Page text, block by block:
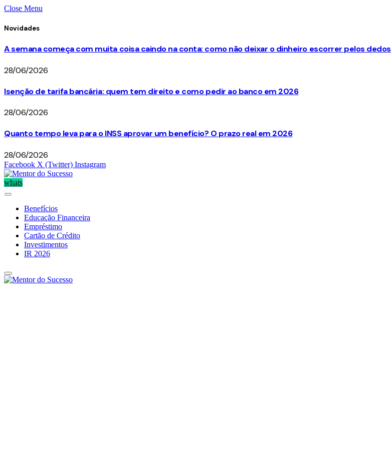
Close Menu
Novidades
A semana começa com muita coisa caindo na conta: como não deixar o dinheiro escorrer pelos dedos
28/06/2026
Isenção de tarifa bancária: quem tem direito e como pedir ao banco em 2026
28/06/2026
Quanto tempo leva para o INSS aprovar um benefício? O prazo real em 2026
28/06/2026
Facebook X (Twitter) Instagram
whats
Benefícios
Educação Financeira
Empréstimo
Cartão de Crédito
Investimentos
IR 2026